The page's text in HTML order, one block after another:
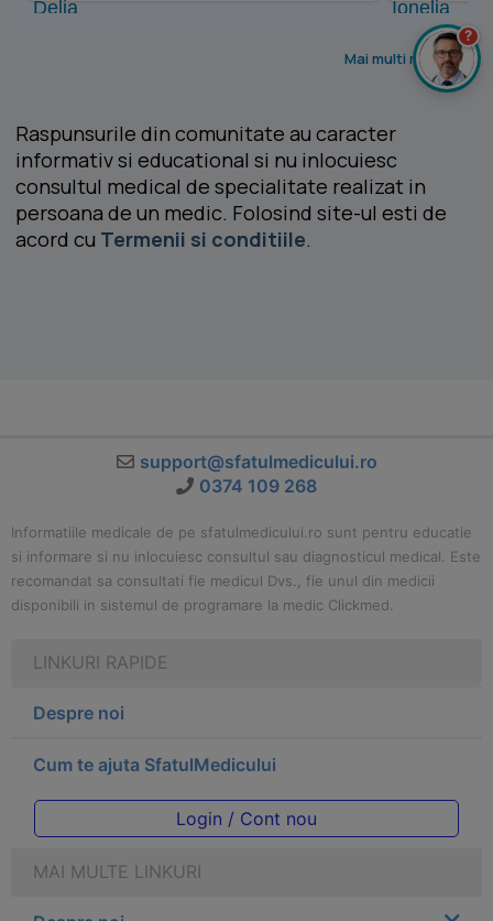
Mai multi medici >
Raspunsurile din comunitate au caracter
informativ si educational si nu inlocuiesc
consultul medical de specialitate realizat in
persoana de un medic. Folosind site-ul esti de
acord cu Termenii si conditiile.
support@sfatulmedicului.ro
0374 109 268
Informatiile medicale de pe sfatulmedicului.ro sunt pentru educatie
si informare si nu inlocuiesc consultul sau diagnosticul medical. Este
recomandat sa consultati fie medicul Dvs., fie unul din medicii
disponibili in sistemul de programare la medic Clickmed.
LINKURI RAPIDE
Despre noi
Cum te ajuta SfatulMedicului
Login / Cont nou
MAI MULTE LINKURI
?